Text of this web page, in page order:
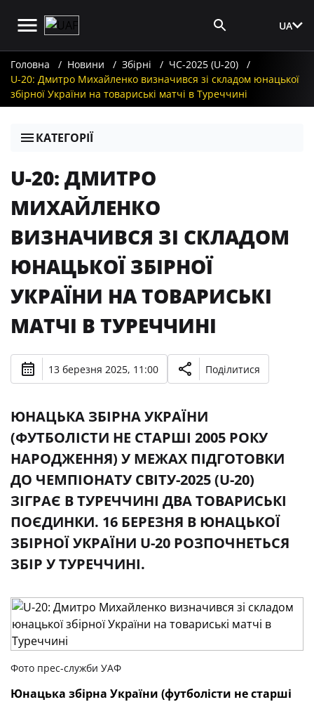
UA
Головна Новини Збірні
ЧС-2025 (U-20)
U-20: Дмитро Михайленко визначився зі складом юнацької
збірної України на товариські матчі в Туреччині
КАТЕГОРІЇ
U-20: ДМИТРО
МИХАЙЛЕНКО
ВИЗНАЧИВСЯ ЗІ СКЛАДОМ
ЮНАЦЬКОЇ ЗБІРНОЇ
УКРАЇНИ НА ТОВАРИСЬКІ
МАТЧІ В ТУРЕЧЧИНІ
13 березня 2025, 11:00 Поділитися
ЮНАЦЬКА ЗБІРНА УКРАЇНИ
(ФУТБОЛІСТИ НЕ СТАРШІ 2005 РОКУ
НАРОДЖЕННЯ) У МЕЖАХ ПІДГОТОВКИ
ДО ЧЕМПІОНАТУ СВІТУ-2025 (U-20)
ЗІГРАЄ В ТУРЕЧЧИНІ ДВА ТОВАРИСЬКІ
ПОЄДИНКИ. 16 БЕРЕЗНЯ В ЮНАЦЬКОЇ
ЗБІРНОЇ УКРАЇНИ U-20 РОЗПОЧНЕТЬСЯ
ЗБІР У ТУРЕЧЧИНІ.
Фото прес-служби УАФ
Юнацька збірна України (футболісти не старші